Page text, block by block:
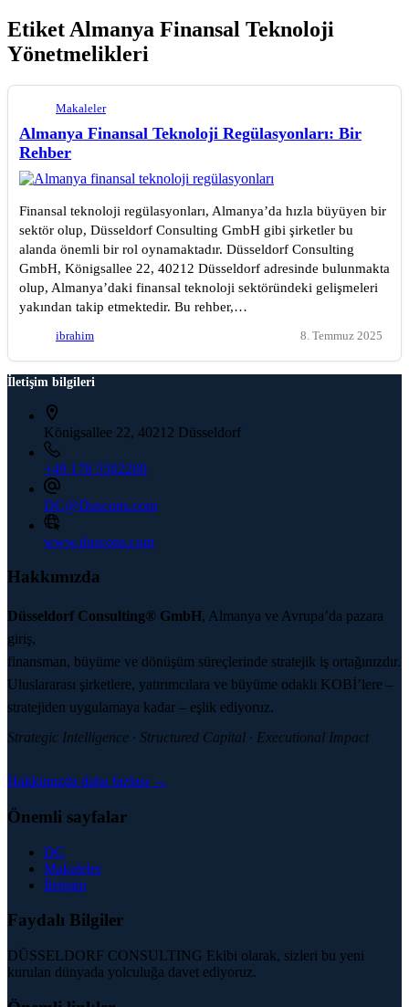
Etiket Almanya Finansal Teknoloji
Yönetmelikleri
Makaleler
Almanya Finansal Teknoloji Regülasyonları: Bir
Rehber
Finansal teknoloji regülasyonları, Almanya’da hızla büyüyen bir
sektör olup, Düsseldorf Consulting GmbH gibi şirketler bu
alanda önemli bir rol oynamaktadır. Düsseldorf Consulting
GmbH, Königsallee 22, 40212 Düsseldorf adresinde bulunmakta
olup, Almanya’daki finansal teknoloji sektöründeki gelişmeleri
yakından takip etmektedir. Bu rehber,…
ibrahim 8. Temmuz 2025
İletişim bilgileri
Königsallee 22, 40212 Düsseldorf
+49 178 5502200
DC@Duscons.com
www.duscons.com
Hakkımızda
Düsseldorf Consulting® GmbH, Almanya ve Avrupa’da pazara
giriş,
finansman, büyüme ve dönüşüm süreçlerinde stratejik iş ortağınızdır.
Uluslararası şirketlere, yatırımcılara ve büyüme odaklı KOBİ’lere –
stratejiden uygulamaya kadar – eşlik ediyoruz.
Strategic Intelligence · Structured Capital · Executional Impact
Hakkımızda daha fazlası →
Önemli sayfalar
DC
Makaleler
İletişim
Faydalı Bilgiler
DÜSSELDORF CONSULTING Ekibi olarak, sizleri bu yeni
kurulan dünyada yolculuğa davet ediyoruz.